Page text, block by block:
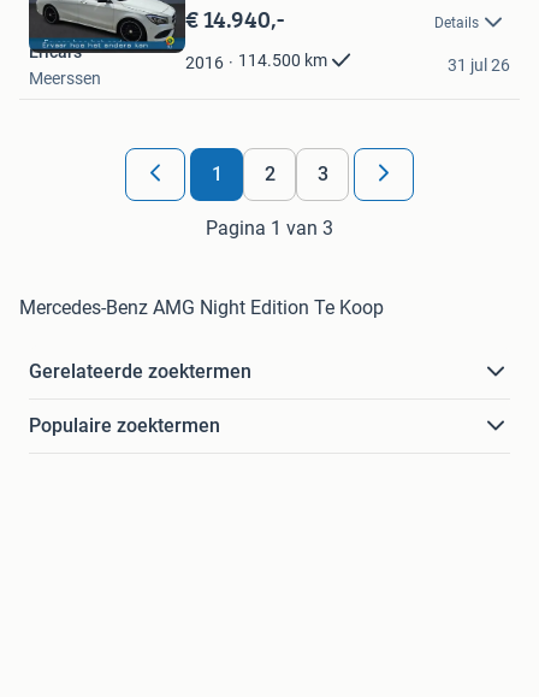
in
Mijn
Favorieten
€ 14.940,- Details
2016 114.500 km
Ericars
Meerssen
31 jul 26
1 2 3
Pagina 1 van 3
Mercedes-Benz AMG Night Edition Te Koop
Gerelateerde zoektermen
Populaire zoektermen